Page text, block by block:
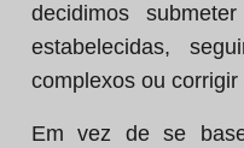
decidimos
estabelecidas,
complexos ou
Em vez de se